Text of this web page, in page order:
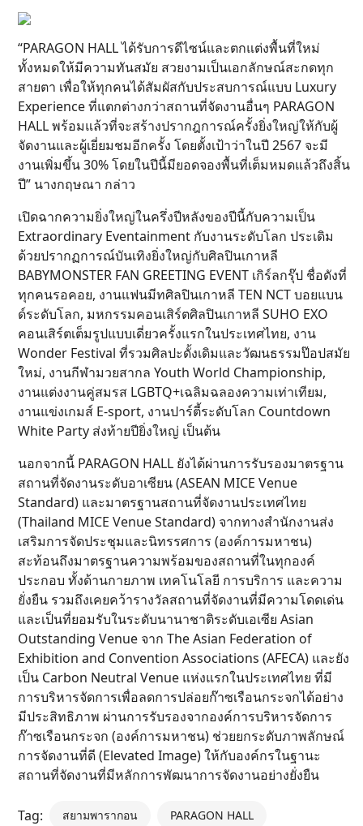
“PARAGON HALL ได้รับการดีไซน์และตกแต่งพื้นที่ใหม่
ทั้งหมดให้มีความทันสมัย สวยงามเป็นเอกลักษณ์สะกดทุก
สายตา เพื่อให้ทุกคนได้สัมผัสกับประสบการณ์แบบ Luxury
Experience ที่แตกต่างกว่าสถานที่จัดงานอื่นๆ PARAGON
HALL พร้อมแล้วที่จะสร้างปรากฎการณ์ครั้งยิ่งใหญ่ให้กับผู้
จัดงานและผู้เยี่ยมชมอีกครั้ง โดยตั้งเป้าว่าในปี 2567 จะมี
งานเพิ่มขึ้น 30% โดยในปีนี้มียอดจองพื้นที่เต็มหมดแล้วถึงสิ้น
ปี” นางกฤษณา กล่าว
เปิดฉากความยิ่งใหญ่ในครึ่งปีหลังของปีนี้กับความเป็น
Extraordinary Eventainment กับงานระดับโลก ประเดิม
ด้วยปรากฏการณ์บันเทิงยิ่งใหญ่กับศิลปินเกาหลี
BABYMONSTER FAN GREETING EVENT เกิร์ลกรุ๊ป ชื่อดังที่
ทุกคนรอคอย, งานแฟนมีทศิลปินเกาหลี TEN NCT บอยแบน
ด์ระดับโลก, มหกรรมคอนเสิร์ตศิลปินเกาหลี SUHO EXO
คอนเสิร์ตเต็มรูปแบบเดี่ยวครั้งแรกในประเทศไทย, งาน
Wonder Festival ที่รวมศิลปะดั้งเดิมและวัฒนธรรมป๊อปสมัย
ใหม่, งานกีฬามวยสากล Youth World Championship,
งานแต่งงานคู่สมรส LGBTQ+เฉลิมฉลองความเท่าเทียม,
งานแข่งเกมส์ E-sport, งานปาร์ตี้ระดับโลก Countdown
White Party ส่งท้ายปียิ่งใหญ่ เป็นต้น
นอกจากนี้ PARAGON HALL ยังได้ผ่านการรับรองมาตรฐาน
สถานที่จัดงานระดับอาเซียน (ASEAN MICE Venue
Standard) และมาตรฐานสถานที่จัดงานประเทศไทย
(Thailand MICE Venue Standard) จากทางสำนักงานส่ง
เสริมการจัดประชุมและนิทรรศการ (องค์การมหาชน)
สะท้อนถึงมาตรฐานความพร้อมของสถานที่ในทุกองค์
ประกอบ ทั้งด้านกายภาพ เทคโนโลยี การบริการ และความ
ยั่งยืน รวมถึงเคยคว้ารางวัลสถานที่จัดงานที่มีความโดดเด่น
และเป็นที่ยอมรับในระดับนานาชาติระดับเอเซีย Asian
Outstanding Venue จาก The Asian Federation of
Exhibition and Convention Associations (AFECA) และยัง
เป็น Carbon Neutral Venue แห่งแรกในประเทศไทย ที่มี
การบริหารจัดการเพื่อลดการปล่อยก๊าซเรือนกระจกได้อย่าง
มีประสิทธิภาพ ผ่านการรับรองจากองค์การบริหารจัดการ
ก๊าซเรือนกระจก (องค์การมหาชน) ช่วยยกระดับภาพลักษณ์
การจัดงานที่ดี (Elevated Image) ให้กับองค์กรในฐานะ
สถานที่จัดงานที่มีหลักการพัฒนาการจัดงานอย่างยั่งยืน
Tag: สยามพารากอน PARAGON HALL